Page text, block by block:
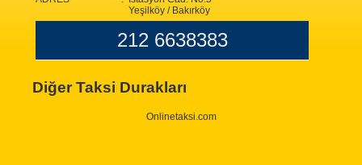
Yeşilköy / Bakırköy
212 6638383
Diğer Taksi Durakları
Onlinetaksi.com